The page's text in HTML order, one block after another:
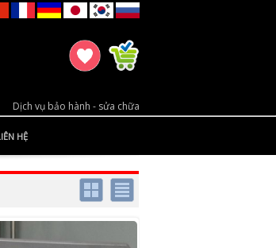
Dịch vụ bảo hành - sửa chữa
HỆ